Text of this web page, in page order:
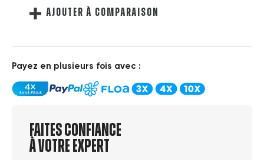
AJOUTER À COMPARAISON
Payez en plusieurs fois avec :
Faites confiance
à votre expert